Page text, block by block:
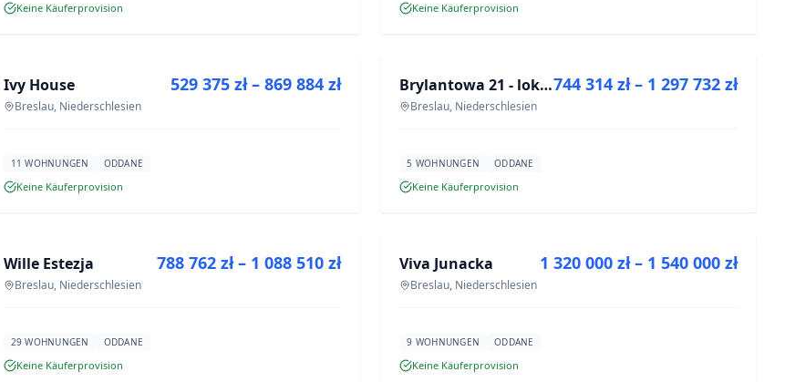
Keine Käuferprovision Keine Käuferprovision
NEUBAU
Ivy House
Breslau, Niederschlesien
529 375 zł – 869 884 zł
11 WOHNUNGEN ODDANE
Keine Käuferprovision
NEUBAU Brylantowa 21 - lokale usługowe
Breslau, Niederschlesien
744 314 zł – 1 297 732 zł
5 WOHNUNGEN ODDANE
Keine Käuferprovision
NEUBAU
Wille Estezja
Breslau, Niederschlesien
788 762 zł – 1 088 510 zł
29 WOHNUNGEN ODDANE
Keine Käuferprovision
NEUBAU
Viva Junacka
Breslau, Niederschlesien
1 320 000 zł – 1 540 000 zł
9 WOHNUNGEN ODDANE
Keine Käuferprovision